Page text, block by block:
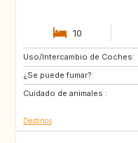
10
Uso/Intercambio de Coches:
¿Se puede fumar?:
Cuidado de animales :
NO
Destinos